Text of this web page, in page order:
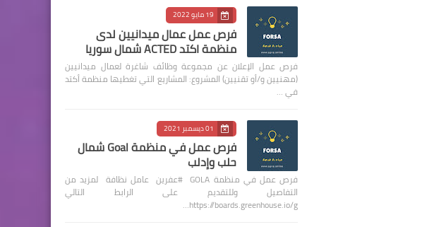
19 مايو 2022
فرص عمل عمال ميدانيين لدى
منظمة اكتد ACTED شمال سوريا
فرص عمل الإعلان عن مجموعة وظائف شاغرة لعمال ميدانيين
(مهنيين و/أو تقنيين) المشروع: المشاريع التي تغطيها منظمة أكتد
في …
01 ديسمبر 2021
فرص عمل في منظمة Goal شمال
حلب وإدلب
فرص عمل في منظمة GOLA #عفرين عامل نظافة لمزيد من
التفاصيل وللتقديم على الرابط التالي
https://boards.greenhouse.io/g…